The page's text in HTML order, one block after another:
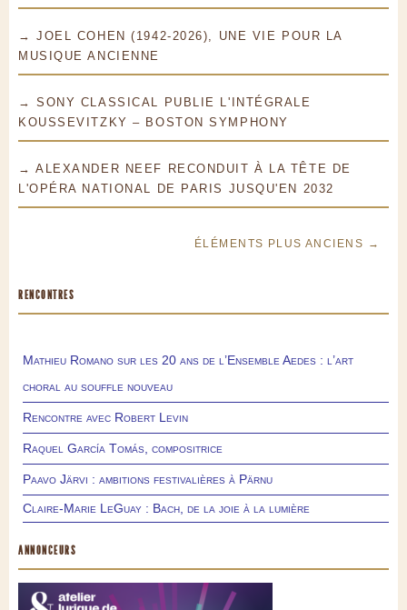
→ JOEL COHEN (1942-2026), UNE VIE POUR LA
MUSIQUE ANCIENNE
→ SONY CLASSICAL PUBLIE L'INTÉGRALE
KOUSSEVITZKY – BOSTON SYMPHONY
→ ALEXANDER NEEF RECONDUIT À LA TÊTE DE
L'OPÉRA NATIONAL DE PARIS JUSQU'EN 2032
ÉLÉMENTS PLUS ANCIENS →
RENCONTRES
Mathieu Romano sur les 20 ans de l’Ensemble Aedes : l’art
choral au souffle nouveau
Rencontre avec Robert Levin
Raquel García Tomás, compositrice
Paavo Järvi : ambitions festivalières à Pärnu
Claire-Marie LeGuay : Bach, de la joie à la lumière
ANNONCEURS